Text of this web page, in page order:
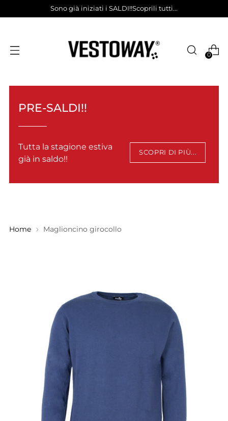
Sono già iniziati i SALDI!!Scoprili tutti...
0
PRE-SALDI!!
Tutta la stagione estiva
già in saldo!!
SCOPRI DI PIÙ...
Home Maglioncino girocollo